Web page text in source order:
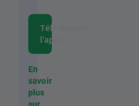
Télécharger
l’appli
En
savoir
plus